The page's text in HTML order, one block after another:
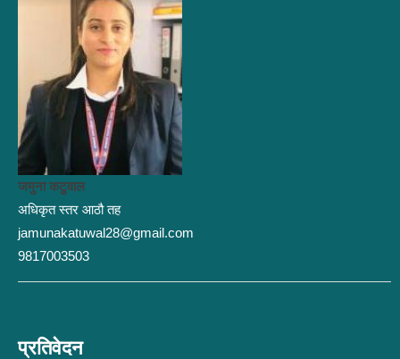
जमुना कटुवाल
अधिकृत स्तर आठौ तह
jamunakatuwal28@gmail.com
9817003503
प्रतिवेदन